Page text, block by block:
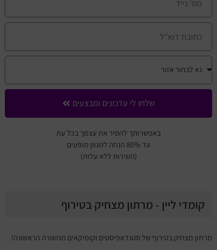
שלחו לי עדכונים ומבצעים
באפשרותך להסיר את עצמך בכל עת
עד 80% הנחה למגוון מופעים
(השירות ללא עלות)
קומדי ליין - מרתון מצחיק בטירוף
מרתון מצחיק בטירוף של סטנדאפיסטים וקומיקאים מהשורה הראשונה!